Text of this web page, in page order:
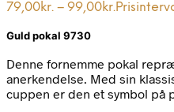
79,00kr. – 99,00kr.
Guld pokal 9730
Denne fornemme pokal
anerkendelse. Med sin
cuppen er den et symbol på